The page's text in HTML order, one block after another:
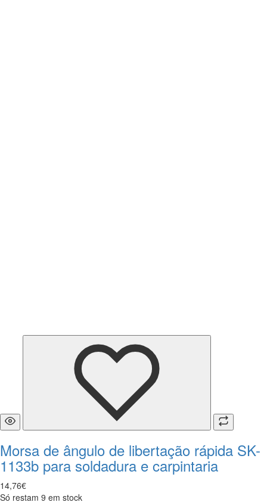
Morsa de ângulo de libertação rápida SK-
1133b para soldadura e carpintaria
14,76€
Só restam 9 em stock